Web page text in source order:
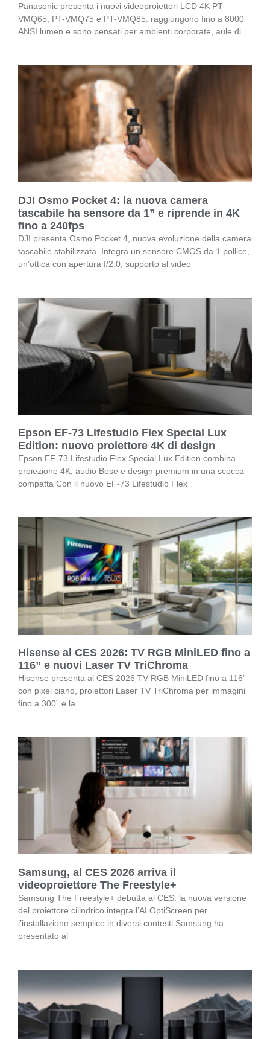
Panasonic presenta i nuovi videoproiettori LCD 4K PT-
VMQ65, PT-VMQ75 e PT-VMQ85: raggiungono fino a 8000
ANSI lumen e sono pensati per ambienti corporate, aule di
DJI Osmo Pocket 4: la nuova camera
tascabile ha sensore da 1” e riprende in 4K
fino a 240fps
DJI presenta Osmo Pocket 4, nuova evoluzione della camera
tascabile stabilizzata. Integra un sensore CMOS da 1 pollice,
un’ottica con apertura f/2.0, supporto al video
Epson EF-73 Lifestudio Flex Special Lux
Edition: nuovo proiettore 4K di design
Epson EF-73 Lifestudio Flex Special Lux Edition combina
proiezione 4K, audio Bose e design premium in una scocca
compatta Con il nuovo EF-73 Lifestudio Flex
Hisense al CES 2026: TV RGB MiniLED fino a
116” e nuovi Laser TV TriChroma
Hisense presenta al CES 2026 TV RGB MiniLED fino a 116”
con pixel ciano, proiettori Laser TV TriChroma per immagini
fino a 300” e la
Samsung, al CES 2026 arriva il
videoproiettore The Freestyle+
Samsung The Freestyle+ debutta al CES: la nuova versione
del proiettore cilindrico integra l’AI OptiScreen per
l’installazione semplice in diversi contesti Samsung ha
presentato al